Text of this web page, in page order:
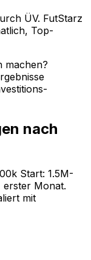
ÜV. FutStarz
Top-
machen?
nach
Start: 1.5M-
erster Monat.
mit